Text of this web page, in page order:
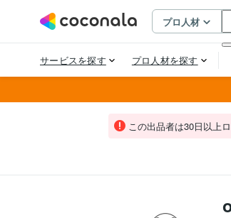
この出品者は30日以上